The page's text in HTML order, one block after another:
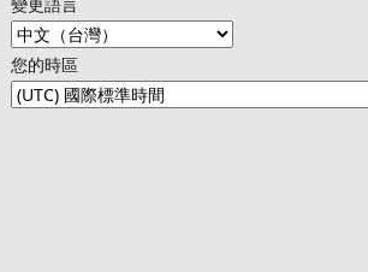
您的時區